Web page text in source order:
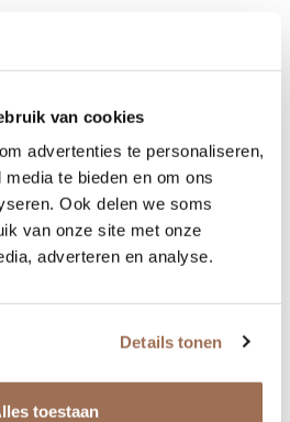
van cookies
advertenties te personaliseren,
te bieden en om ons
Ook delen we soms
van onze site met onze
adverteren en analyse.
Details tonen
toestaan